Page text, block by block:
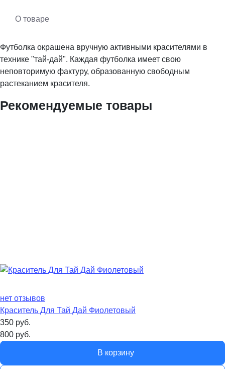
О товаре
Футболка окрашена вручную активными красителями в
технике "тай-дай". Каждая футболка имеет свою
неповторимую фактуру, образованную свободным
растеканием красителя.
Рекомендуемые товары
нет отзывов
Краситель Для Тай Дай Фиолетовый
350 руб.
800 руб.
В корзину